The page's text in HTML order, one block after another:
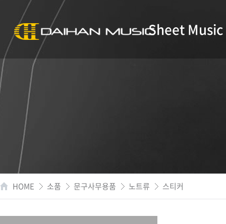
Sheet Music
HOME 소품 문구사무용품 노트류 스티커